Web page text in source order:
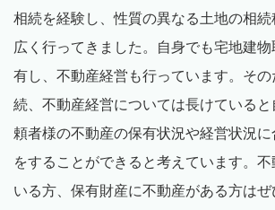
相続を経験し、性質の異なる土地の相
広く行ってきました。自身でも宅地建
有し、不動産経営も行っています。そ
続、不動産経営については長けている
頼者様の不動産の保有状況や経営状況
をすることができると考えています。
いる方、保有財産に不動産がある方は